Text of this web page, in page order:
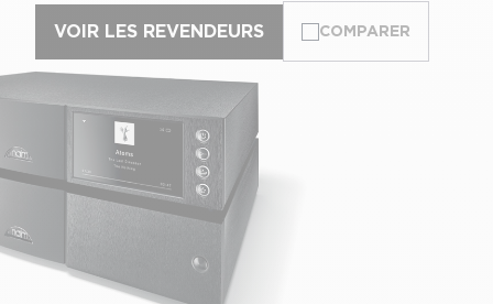
VOIR LES REVENDEURS COMPARER